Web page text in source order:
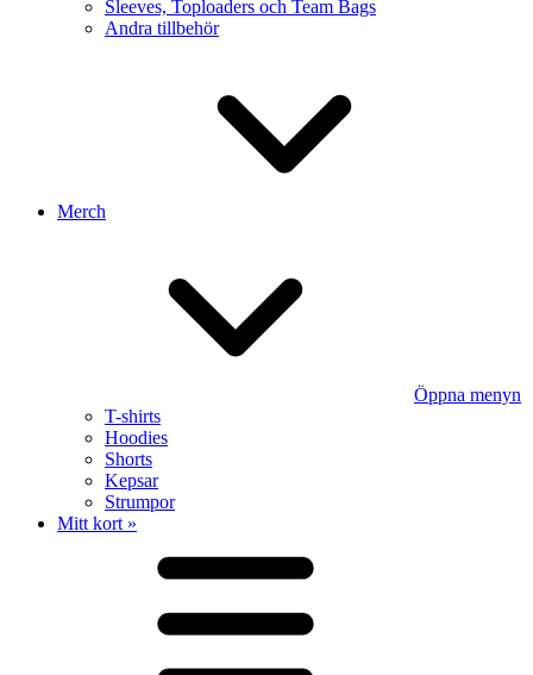
Sleeves, Toploaders och Team Bags
Andra tillbehör
Merch
Öppna menyn
T-shirts
Hoodies
Shorts
Kepsar
Strumpor
Mitt kort »